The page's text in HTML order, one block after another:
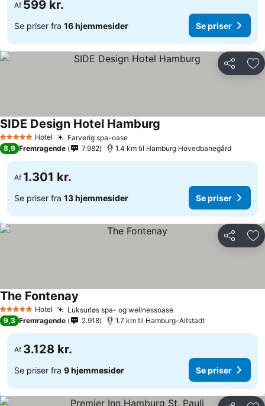
Af 599 kr.
Se priser fra 16 hjemmesider Se priser
Del
5 Stjerner Hotel Farverig spa-oase
SIDE Design Hotel Hamburg
8,9 Fremragende 7.982 1.4 km til Hamburg Hovedbanegård
Af 1.301 kr.
Se priser fra 13 hjemmesider Se priser
Del
5 Stjerner Hotel Luksuriøs spa- og wellnessoase
The Fontenay
9,3 Fremragende 2.918 1.7 km til Hamburg-Altstadt
Af 3.128 kr.
Se priser fra 9 hjemmesider Se priser